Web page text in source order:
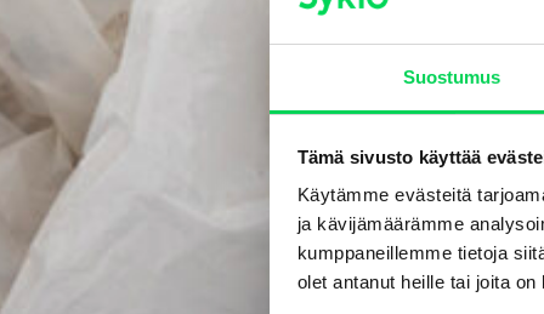
Suostumus
Tämä sivusto käyttää
Käytämme evästeitä
ja kävijämäärämme
kumppaneillemme tietoja
olet antanut heille tai joita